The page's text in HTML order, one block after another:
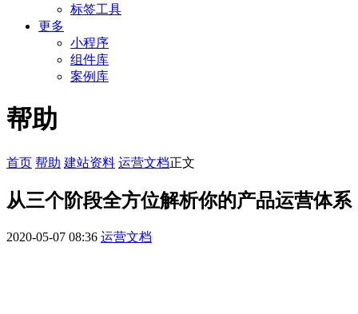
标签工具
更多
小程序
组件库
案例库
帮助
首页 帮助 建站资料 运营文档正文
从三个阶段全方位解析你的产品运营体系
2020-05-07 08:36 运营文档